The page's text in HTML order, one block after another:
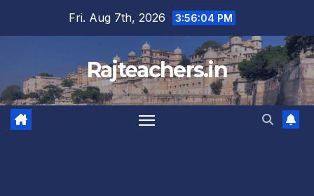
Fri. Aug 7th, 2026 3:56:04 PM
Rajteachers.in